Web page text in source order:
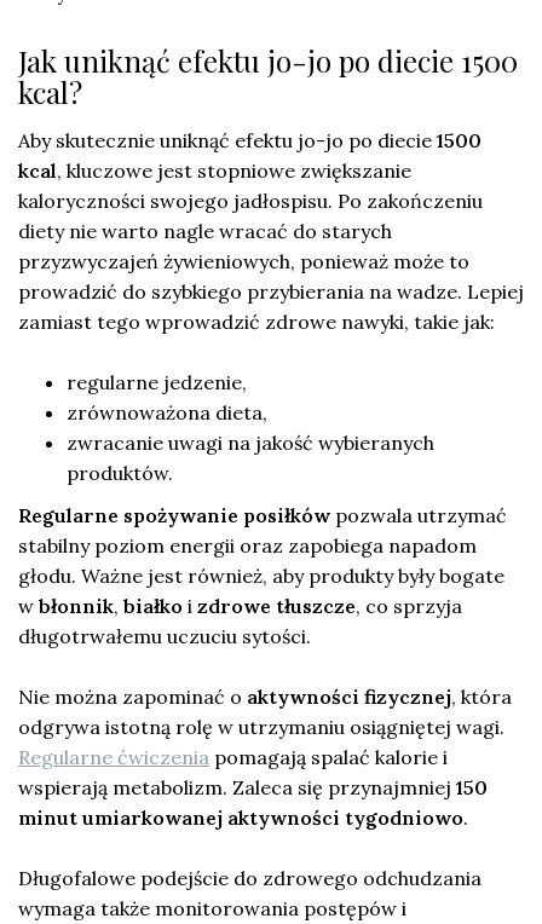
Jak uniknąć efektu jo-jo po diecie 1500
kcal?
Aby skutecznie uniknąć efektu jo-jo po diecie1500
kcal, kluczowe jest stopniowe zwiększanie
kaloryczności swojego jadłospisu. Po zakończeniu
diety nie warto nagle wracać do starych
przyzwyczajeń żywieniowych, ponieważ może to
prowadzić do szybkiego przybierania na wadze. Lepiej
zamiast tego wprowadzić zdrowe nawyki, takie jak:
regularne jedzenie,
zrównoważona dieta,
zwracanie uwagi na jakość wybieranych
produktów.
Regularne spożywanie posiłków pozwala utrzymać
stabilny poziom energii oraz zapobiega napadom
głodu. Ważne jest również, aby produkty były bogate
w błonnik, białko i zdrowe tłuszcze, co sprzyja
długotrwałemu uczuciu sytości.
Nie można zapominać o aktywności fizycznej, która
odgrywa istotną rolę w utrzymaniu osiągniętej wagi.
Regularne ćwiczenia pomagają spalać kalorie i
wspierają metabolizm. Zaleca się przynajmniej150
minut umiarkowanej aktywności tygodniowo.
Długofalowe podejście do zdrowego odchudzania
wymaga także monitorowania postępów i